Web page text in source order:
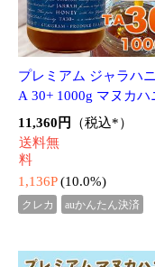
レワレワハニー 大容量 50
0g rewarewa honey ニュー
ジーランド産 蜂蜜 非加熱
2,980円（税込*）
298P (10.0%)